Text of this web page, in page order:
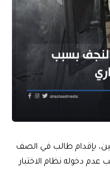
بإقدام طالب في الصف
دخوله نظام الاختبار